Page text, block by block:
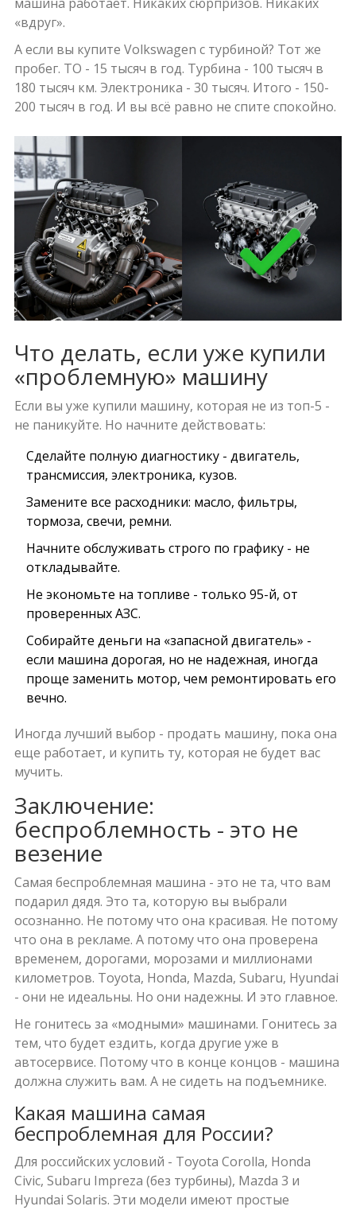
машина работает. Никаких сюрпризов. Никаких
«вдруг».
А если вы купите Volkswagen с турбиной? Тот же
пробег. ТО - 15 тысяч в год. Турбина - 100 тысяч в
180 тысяч км. Электроника - 30 тысяч. Итого - 150-
200 тысяч в год. И вы всё равно не спите спокойно.
Что делать, если уже купили
«проблемную» машину
Если вы уже купили машину, которая не из топ-5 -
не паникуйте. Но начните действовать:
Сделайте полную диагностику - двигатель,
трансмиссия, электроника, кузов.
Замените все расходники: масло, фильтры,
тормоза, свечи, ремни.
Начните обслуживать строго по графику - не
откладывайте.
Не экономьте на топливе - только 95-й, от
проверенных АЗС.
Собирайте деньги на «запасной двигатель» -
если машина дорогая, но не надежная, иногда
проще заменить мотор, чем ремонтировать его
вечно.
Иногда лучший выбор - продать машину, пока она
еще работает, и купить ту, которая не будет вас
мучить.
Заключение:
беспроблемность - это не
везение
Самая беспроблемная машина - это не та, что вам
подарил дядя. Это та, которую вы выбрали
осознанно. Не потому что она красивая. Не потому
что она в рекламе. А потому что она проверена
временем, дорогами, морозами и миллионами
километров. Toyota, Honda, Mazda, Subaru, Hyundai
- они не идеальны. Но они надежны. И это главное.
Не гонитесь за «модными» машинами. Гонитесь за
тем, что будет ездить, когда другие уже в
автосервисе. Потому что в конце концов - машина
должна служить вам. А не сидеть на подъемнике.
Какая машина самая
беспроблемная для России?
Для российских условий - Toyota Corolla, Honda
Civic, Subaru Impreza (без турбины), Mazda 3 и
Hyundai Solaris. Эти модели имеют простые